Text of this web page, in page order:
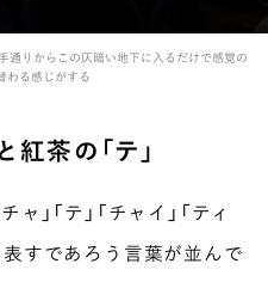
通りからこの仄暗い地下に入るだけで感覚の
わる感じがする
茶の「テ」
」「テ」「チャイ」「ティ
表すであろう言葉が並んで